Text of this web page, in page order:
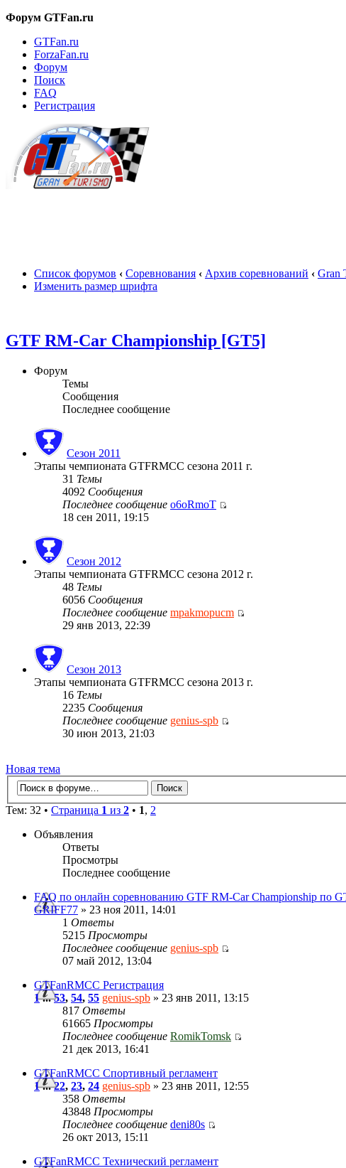
Форум GTFan.ru
GTFan.ru
ForzaFan.ru
Форум
Поиск
FAQ
Регистрация
Список форумов ‹ Соревнования ‹ Архив соревнований ‹ Gran
Изменить размер шрифта
GTF RM-Car Championship [GT5]
Форум
Темы
Сообщения
Последнее сообщение
Сезон 2011
Этапы чемпионата GTFRMCC сезона 2011 г.
31 Темы
4092 Сообщения
Последнее сообщение o6oRmoT
18 сен 2011, 19:15
Сезон 2012
Этапы чемпионата GTFRMCC сезона 2012 г.
48 Темы
6056 Сообщения
Последнее сообщение mpakmopucm
29 янв 2013, 22:39
Сезон 2013
Этапы чемпионата GTFRMCC сезона 2013 г.
16 Темы
2235 Сообщения
Последнее сообщение genius-spb
30 июн 2013, 21:03
Новая тема
Тем: 32 • Страница 1 из 2 • 1, 2
Объявления
Ответы
Просмотры
Последнее сообщение
FAQ по онлайн соревнованию GTF RM-Car Championship по
GRIFF77 » 23 ноя 2011, 14:01
1 Ответы
5215 Просмотры
Последнее сообщение genius-spb
07 май 2012, 13:04
GTFanRMCC Регистрация
1...53, 54, 55 genius-spb » 23 янв 2011, 13:15
817 Ответы
61665 Просмотры
Последнее сообщение RomikTomsk
21 дек 2013, 16:41
GTFanRMCC Спортивный регламент
1...22, 23, 24 genius-spb » 23 янв 2011, 12:55
358 Ответы
43848 Просмотры
Последнее сообщение deni80s
26 окт 2013, 15:11
GTFanRMCC Технический регламент